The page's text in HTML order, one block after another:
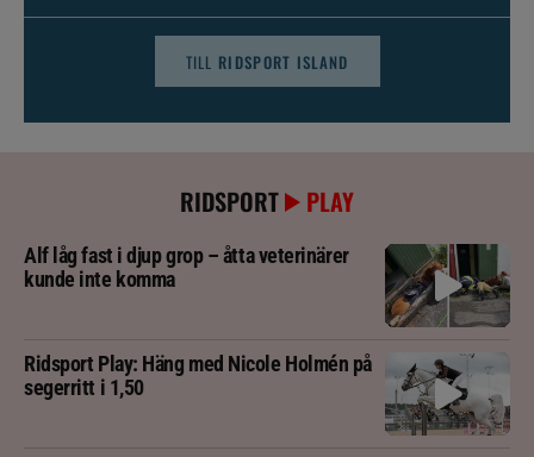
TILL RIDSPORT ISLAND
RIDSPORT PLAY
Alf låg fast i djup grop – åtta veterinärer
kunde inte komma
Ridsport Play: Häng med Nicole Holmén på
segerritt i 1,50